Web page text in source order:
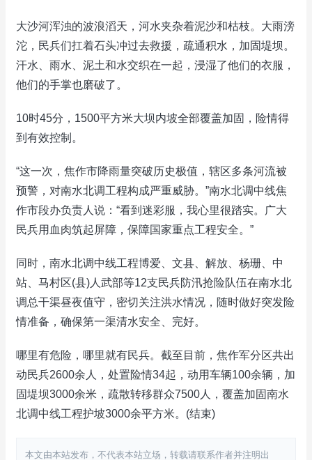
大沙河浑浊的波浪滔天，河水夹杂着泥沙和枯枝。大雨滂
沱，民兵们扛着石头冲过去救援，疏通积水，加固堤坝。
汗水、雨水、泥土和水交织在一起，浸湿了他们的衣服，
他们的手掌也磨破了。
10时45分，1500平方米大坝内坡全部覆盖加固，险情得
到有效控制。
“这一次，焦作市降雨量突破历史极值，辖区多条河流被
预警，对南水北调工程构成严重威胁。”南水北调中线焦
作市段办负责人说：“看到迷彩服，我心里很踏实。广大
民兵用血肉筑起屏障，保障国家重点工程安全。”
同时，南水北调中线工程博爱、文县、解放、杨珊、中
站、马村区(县)人武部等12支民兵防汛抢险队伍在南水北
调总干渠昼夜值守，密切关注洪水情况，随时做好突发险
情准备，确保第一渠清水安全、完好。
哪里有危险，哪里就有民兵。截至目前，焦作军分区共出
动民兵2600余人，处置险情34起，动用车辆100余辆，加
固堤坝3000余米，疏散转移群众7500人，覆盖加固南水
北调中线工程护坡3000余平方米。(结束)
本文由本站发布，不代表本站立场，转载请联系作者并注明出